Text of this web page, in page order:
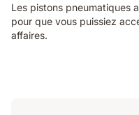
Les pistons pneumatiques
pour que vous puissiez
affaires.